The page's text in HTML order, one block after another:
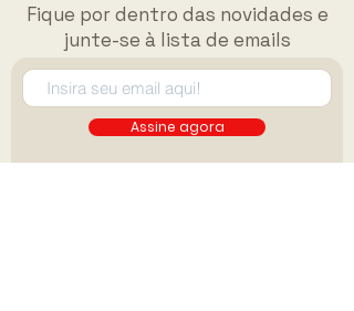
Fique por dentro das novidades e
junte-se à lista de emails
Assine agora